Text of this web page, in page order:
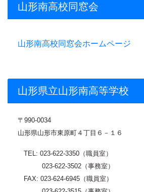
山形南高校同窓会
山形南高校同窓会ホームページ
山形県立山形南高等学校
〒 990-0034
山形県山形市東原町４丁目６－１６
TEL: 023-622-3350（職員室）
023-622-3502（事務室）
FAX: 023-624-6945（職員室）